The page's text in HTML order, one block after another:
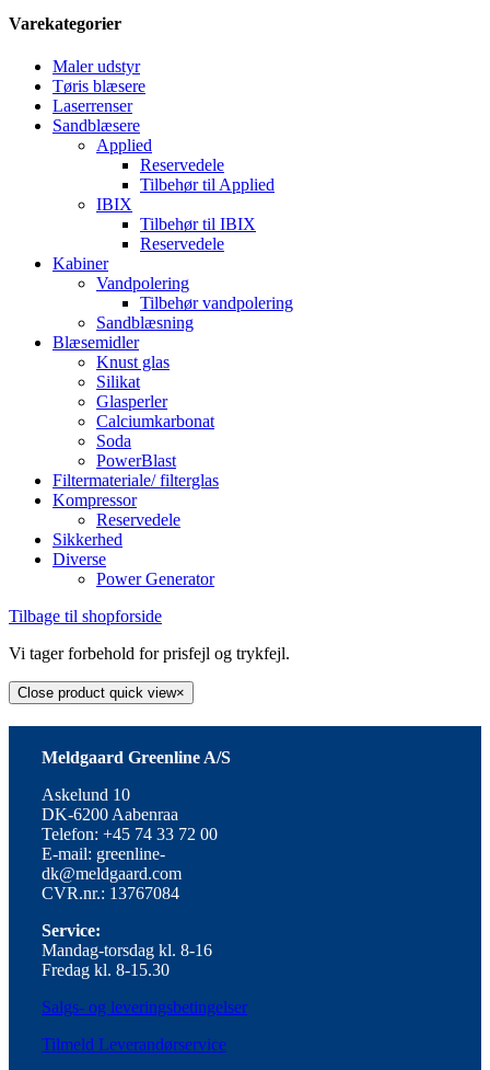
Varekategorier
Maler udstyr
Tøris blæsere
Laserrenser
Sandblæsere
Applied
Reservedele
Tilbehør til Applied
IBIX
Tilbehør til IBIX
Reservedele
Kabiner
Vandpolering
Tilbehør vandpolering
Sandblæsning
Blæsemidler
Knust glas
Silikat
Glasperler
Calciumkarbonat
Soda
PowerBlast
Filtermateriale/ filterglas
Kompressor
Reservedele
Sikkerhed
Diverse
Power Generator
Tilbage til shopforside
Vi tager forbehold for prisfejl og trykfejl.
Close product quick view×
Meldgaard Greenline A/S
Askelund 10
DK-6200 Aabenraa
Telefon: +45 74 33 72 00
E-mail: greenline-
dk@meldgaard.com
CVR.nr.: 13767084
Service:
Mandag-torsdag kl. 8-16
Fredag kl. 8-15.30
Salgs- og leveringsbetingelser
Tilmeld Leverandørservice